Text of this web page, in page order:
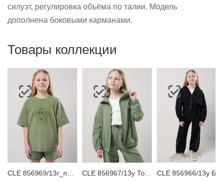
силуэт, регулировка объёма по талии. Модель
дополнена боковыми карманами.
Товары коллекции